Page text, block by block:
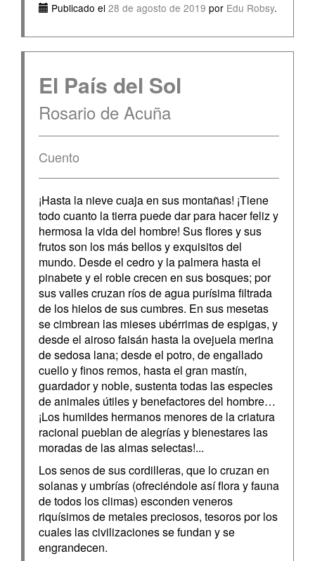
Publicado el 28 de agosto de 2019 por Edu Robsy.
El País del Sol
Rosario de Acuña
Cuento
¡Hasta la nieve cuaja en sus montañas! ¡Tiene
todo cuanto la tierra puede dar para hacer feliz y
hermosa la vida del hombre! Sus flores y sus
frutos son los más bellos y exquisitos del
mundo. Desde el cedro y la palmera hasta el
pinabete y el roble crecen en sus bosques; por
sus valles cruzan ríos de agua purísima filtrada
de los hielos de sus cumbres. En sus mesetas
se cimbrean las mieses ubérrimas de espigas, y
desde el airoso faisán hasta la ovejuela merina
de sedosa lana; desde el potro, de engallado
cuello y finos remos, hasta el gran mastín,
guardador y noble, sustenta todas las especies
de animales útiles y benefactores del hombre…
¡Los humildes hermanos menores de la criatura
racional pueblan de alegrías y bienestares las
moradas de las almas selectas!...
Los senos de sus cordilleras, que lo cruzan en
solanas y umbrías (ofreciéndole así flora y fauna
de todos los climas) esconden veneros
riquísimos de metales preciosos, tesoros por los
cuales las civilizaciones se fundan y se
engrandecen.